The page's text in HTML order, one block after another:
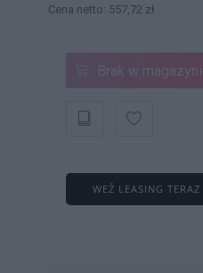
Cena netto: 557,72 zł
Brak w
WEŹ LEASING TERAZ